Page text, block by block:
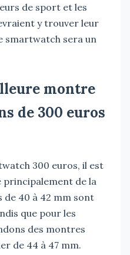
de sport et les
y trouver leur
smartwatch sera un
montre
de 300 euros
300 euros, il est
de la
de 40 à 42 mm sont
que pour les
des montres
de 44 à 47 mm.